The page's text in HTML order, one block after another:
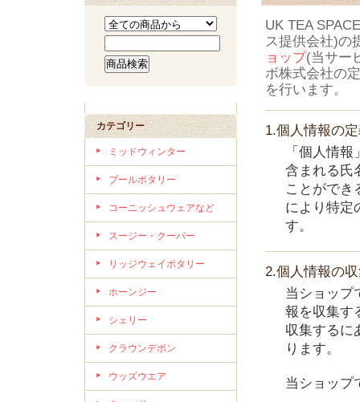
カテゴリー
ミッドウィンター
プールポタリー
コーニッシュウェアなど
スージー・クーパー
リッジウェイポタリー
ホーンジー
シェリー
クラウンデボン
ウッズウエア
UK TEA
ス提供会社)
ョップ(当サー
ボ株式会社の
を行います。
1.個人情報の
「個人情
含まれる氏
ことができ
により特定
す。
2.個人情報の
当ショップ
報を収集す
収集するに
ります。
当ショップ